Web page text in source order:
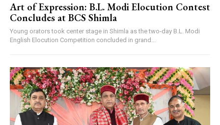
Art of Expression: B.L. Modi Elocution Contest
Concludes at BCS Shimla
Young orators took center stage in Shimla as the two-day B.L. Modi
English Elocution Competition concluded in grand...